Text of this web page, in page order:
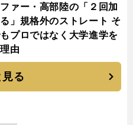
ァー・高部陸の「２回加
」規格外のストレート そ
プロではなく大学進学を
由
見る